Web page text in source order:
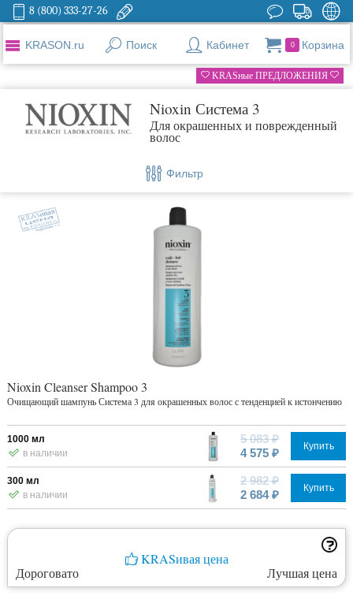
8 (800) 333-27-26
KRASON.ru Поиск Кабинет 0 Корзина
KRASные ПРЕДЛОЖЕНИЯ
Nioxin Система 3
Для окрашенных и поврежденный
волос
Фильтр
Nioxin Cleanser Shampoo 3
Очищающий шампунь Система 3 для окрашенных волос с тенденцией к истончению
1000 мл
в наличии
5 083 ₽
4 575 ₽
Купить
300 мл
в наличии
2 982 ₽
2 684 ₽
Купить
KRASивая цена
Дороговато
Лучшая цена